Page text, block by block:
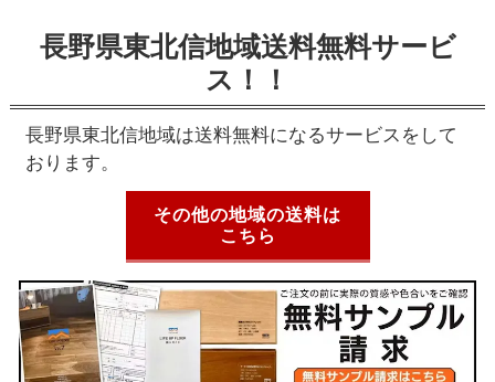
長野県東北信地域送料無料サービ
ス！！
長野県東北信地域は送料無料になるサービスをして
おります。
その他の地域の送料は
こちら